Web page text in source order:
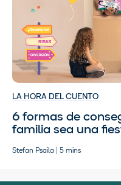
LA HORA DEL CUENTO
6 formas de
familia sea una
Stefan Psaila | 5 mins